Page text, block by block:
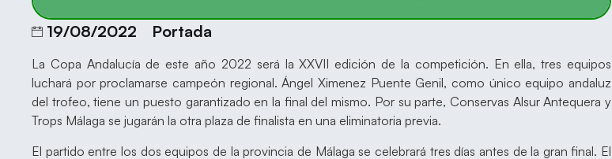
19/08/2022 Portada
La Copa Andalucía de este año 2022 será la XXVII edición de la competición. En ella, tres equipos
luchará por proclamarse campeón regional. Ángel Ximenez Puente Genil, como único equipo andaluz
del trofeo, tiene un puesto garantizado en la final del mismo. Por su parte, Conservas Alsur Antequera y
Trops Málaga se jugarán la otra plaza de finalista en una eliminatoria previa.
El partido entre los dos equipos de la provincia de Málaga se celebrará tres días antes de la gran final. El